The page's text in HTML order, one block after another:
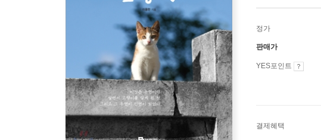
정가
판매가
YES포인트
결제혜택